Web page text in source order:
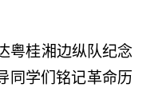
粤桂湘边纵队纪念
同学们铭记革命历